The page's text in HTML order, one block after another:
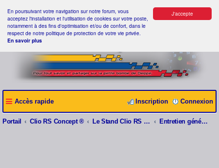
J'accepte
En poursuivant votre navigation sur notre forum, vous
acceptez l'installation et l'utilisation de cookies sur votre poste,
notamment à des fins d'optimisation et/ou de confort, dans le
respect de notre politique de protection de votre vie privée.
En savoir plus
Accès rapide Connexion
Inscription
Portail Clio RS Concept ® Le Stand Clio RS Concept ® Entretien général et Problèmes divers